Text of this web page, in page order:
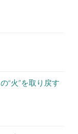
“火”を取り戻す